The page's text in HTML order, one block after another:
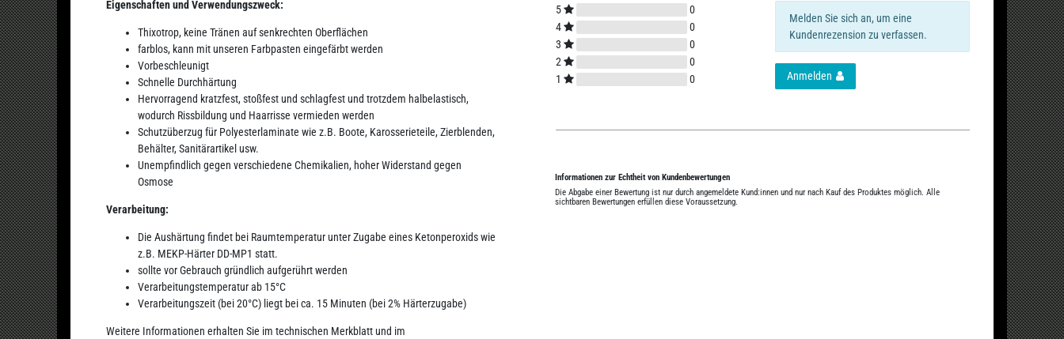
Eigenschaften und Verwendungszweck:
Thixotrop, keine Tränen auf senkrechten Oberflächen
farblos, kann mit unseren Farbpasten eingefärbt werden
Vorbeschleunigt
Schnelle Durchhärtung
Hervorragend kratzfest, stoßfest und schlagfest und trotzdem halbelastisch,
wodurch Rissbildung und Haarrisse vermieden werden
Schutzüberzug für Polyesterlaminate wie z.B. Boote, Karosserieteile, Zierblenden,
Behälter, Sanitärartikel usw.
Unempfindlich gegen verschiedene Chemikalien, hoher Widerstand gegen
Osmose
Verarbeitung:
Die Aushärtung findet bei Raumtemperatur unter Zugabe eines Ketonperoxids wie
z.B. MEKP-Härter DD-MP1 statt.
sollte vor Gebrauch gründlich aufgerührt werden
Verarbeitungstemperatur ab 15°C
Verarbeitungszeit (bei 20°C) liegt bei ca. 15 Minuten (bei 2% Härterzugabe)
Weitere Informationen erhalten Sie im technischen Merkblatt und im
5
0
4
0
3
0
2
0
1
0
Melden Sie sich an, um eine
Kundenrezension zu verfassen.
Anmelden
Informationen zur Echtheit von Kundenbewertungen
Die Abgabe einer Bewertung ist nur durch angemeldete Kund:innen und nur nach Kauf des Produktes möglich. Alle
sichtbaren Bewertungen erfüllen diese Voraussetzung.